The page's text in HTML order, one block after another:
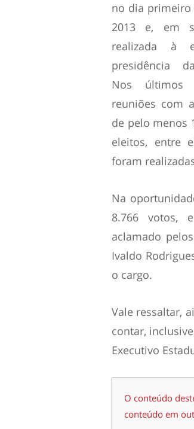
no dia
2013 e, em
realizada à
presidência
Nos últimos
reuniões com
de pelo menos
eleitos, entre
foram
Na
8.766 votos,
aclamado
Ivaldo
o cargo.
Vale ressaltar,
contar,
Executivo
O conteúdo
conteúdo em